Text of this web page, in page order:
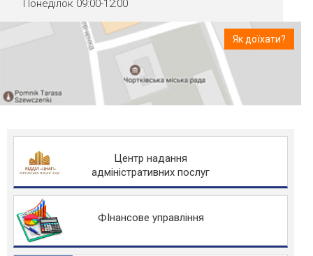
Понеділок 09:00-12:00
Як доїхати?
Центр надання
адміністративних послуг
ФІнансове управління